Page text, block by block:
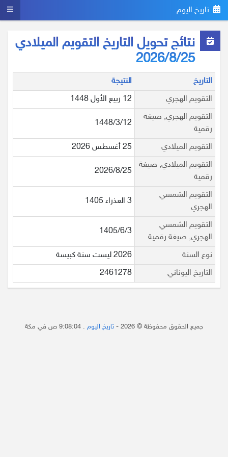
تاريخ اليوم
نتائج تحويل التاريخ التقويم الميلادي
2026/8/25
التاريخ
النتيجة
التقويم الهجري
12 ربيع الأول 1448
التقويم الهجري, صيغة
رقمية
1448/3/12
التقويم الميلادي
25 أغسطس 2026
التقويم الميلادي, صيغة
رقمية
2026/8/25
التقويم الشمسي
الهجري
3 العذراء 1405
التقويم الشمسي
الهجري, صيغة رقمية
1405/6/3
نوع السنة
2026 ليست سنة كبيسة
التاريخ اليوناني
2461278
جميع الحقوق محفوظة © 2026 - تاريخ اليوم . 9:08:04 ص في مكة